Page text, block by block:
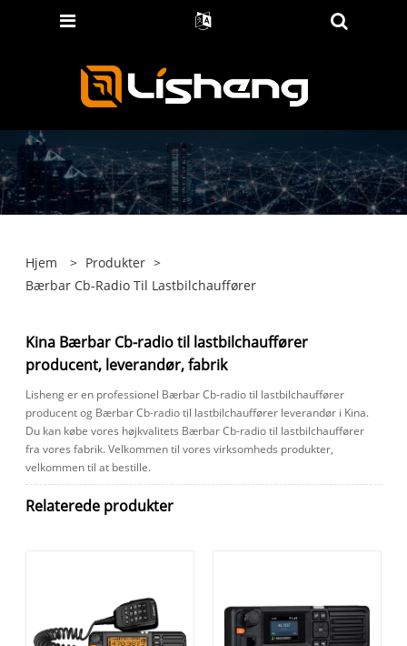
Hjem > Produkter >
Bærbar Cb-Radio Til Lastbilchauffører
Kina Bærbar Cb-radio til lastbilchauffører
producent, leverandør, fabrik
Lisheng er en professionel Bærbar Cb-radio til lastbilchauffører
producent og Bærbar Cb-radio til lastbilchauffører leverandør i Kina.
Du kan købe vores højkvalitets Bærbar Cb-radio til lastbilchauffører
fra vores fabrik. Velkommen til vores virksomheds produkter,
velkommen til at bestille.
Relaterede produkter